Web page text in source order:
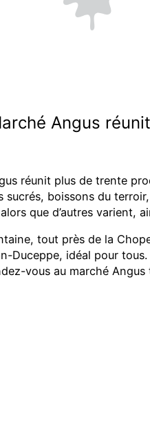
Angus
réunit plus de trente
sucrés, boissons du
que d’autres varient,
tout près de la
Duceppe, idéal pour
vous au marché